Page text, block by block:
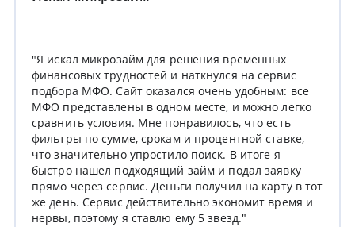
"Я искал микрозайм для решения временных
финансовых трудностей и наткнулся на сервис
подбора МФО. Сайт оказался очень удобным: все
МФО представлены в одном месте, и можно легко
сравнить условия. Мне понравилось, что есть
фильтры по сумме, срокам и процентной ставке,
что значительно упростило поиск. В итоге я
быстро нашел подходящий займ и подал заявку
прямо через сервис. Деньги получил на карту в тот
же день. Сервис действительно экономит время и
нервы, поэтому я ставлю ему 5 звезд."